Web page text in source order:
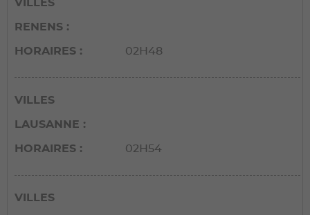
VILLES
RENENS
HORAIRES 02H48
VILLES
LAUSANNE
HORAIRES 02H54
VILLES